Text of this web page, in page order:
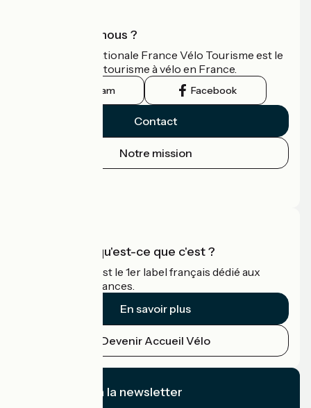
Qui sommes-nous ?
L'association nationale France Vélo Tourisme est le
guide officiel du tourisme à vélo en France.
Instagram Facebook
Contact
Notre mission
Accueil Vélo qu'est-ce que c'est ?
Accueil Vélo c'est le 1er label français dédié aux
cyclistes en vacances.
En savoir plus
Devenir Accueil Vélo
Je m'abonne à la newsletter